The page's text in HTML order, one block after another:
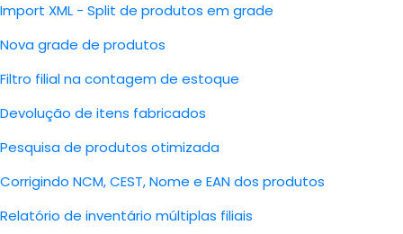
Import XML - Split de produtos em grade
Nova grade de produtos
Filtro filial na contagem de estoque
Devolução de itens fabricados
Pesquisa de produtos otimizada
Corrigindo NCM, CEST, Nome e EAN dos produtos
Relatório de inventário múltiplas filiais